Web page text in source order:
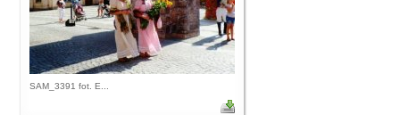
SAM_3391 fot. E...